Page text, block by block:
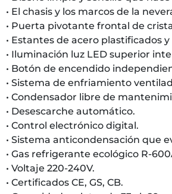
• El chasis y los marcos de la
• Puerta pivotante frontal de
• Estantes de acero plastificados
• Iluminación luz LED superior
• Botón de encendido
• Sistema de enfriamiento
• Condensador libre de
• Desescarche automático.
• Control electrónico digital.
• Sistema anticondensación que
• Gas refrigerante ecológico R-
• Voltaje 220-240V.
• Certificados CE, GS, CB.